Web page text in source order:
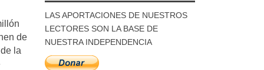
de
la
LAS APORTACIONES DE NUESTROS
LECTORES SON LA BASE DE
NUESTRA INDEPENDENCIA